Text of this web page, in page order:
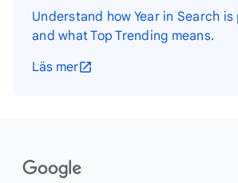
Understand how Year in Search
and what Top Trending means.
Läs mer